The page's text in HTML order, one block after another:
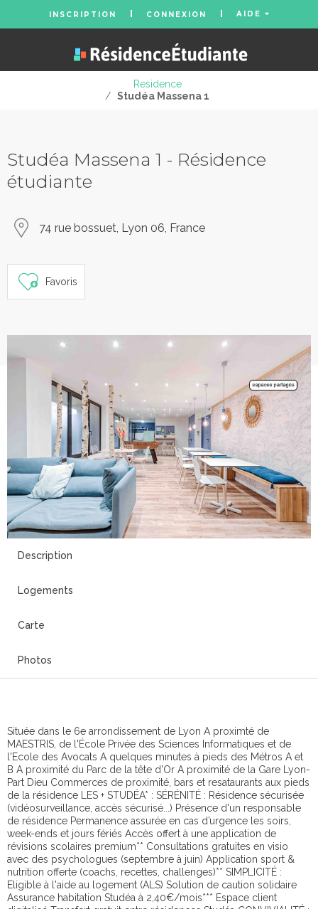
INSCRIPTION CONNEXION AIDE
Residence
/ Studéa Massena 1
Studéa Massena 1 - Résidence
étudiante
74 rue bossuet, Lyon 06, France
Favoris
Description
Logements
Carte
Photos
Située dans le 6e arrondissement de Lyon A proximté de
MAESTRIS, de l'École Privée des Sciences Informatiques et de
l'Ecole des Avocats A quelques minutes à pieds des Métros A et
B A proximité du Parc de la tête d'Or A proximité de la Gare Lyon-
Part Dieu Commerces de proximité, bars et resataurants aux pieds
de la résidence LES + STUDÉA* : SÉRÉNITÉ : Résidence sécurisée
(vidéosurveillance, accès sécurisé...) Présence d'un responsable
de résidence Permanence assurée en cas d’urgence les soirs,
week-ends et jours fériés Accès offert à une application de
révisions scolaires premium** Consultations gratuites en visio
avec des psychologues (septembre à juin) Application sport &
nutrition offerte (coachs, recettes, challenges)** SIMPLICITÉ :
Eligible à l'aide au logement (ALS) Solution de caution solidaire
Assurance habitation Studéa à 2,40€/mois*** Espace client